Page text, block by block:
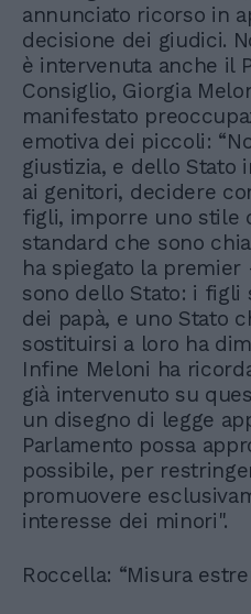
annunciato ricorso in
decisione dei giudici.
è intervenuta anche il
Consiglio, Giorgia
manifestato
emotiva dei piccoli:
giustizia, e dello Stato
ai genitori, decidere
figli, imporre uno stile
standard che sono
ha spiegato la
sono dello Stato: i figli
dei papà, e uno Stato
sostituirsi a loro ha
Infine Meloni ha
già intervenuto su
un disegno di legge
Parlamento possa
possibile, per
promuovere
interesse dei minori".
Roccella: “Misura